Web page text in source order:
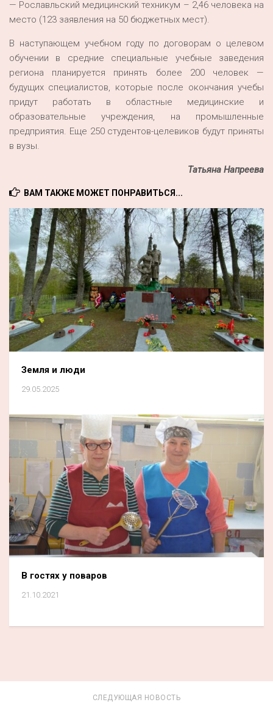
— Рославльский медицинский техникум – 2,46 человека на
место (123 заявления на 50 бюджетных мест).
В наступающем учебном году по договорам о целевом
обучении в средние специальные учебные заведения
региона планируется принять более 200 человек —
будущих специалистов, которые после окончания учебы
придут работать в областные медицинские и
образовательные учреждения, на промышленные
предприятия. Еще 250 студентов-целевиков будут приняты
в вузы.
Татьяна Напреева
ВАМ ТАКЖЕ МОЖЕТ ПОНРАВИТЬСЯ...
Земля и люди
29.05.2025
В гостях у поваров
21.10.2021
СЛЕДУЮЩАЯ НОВОСТЬ